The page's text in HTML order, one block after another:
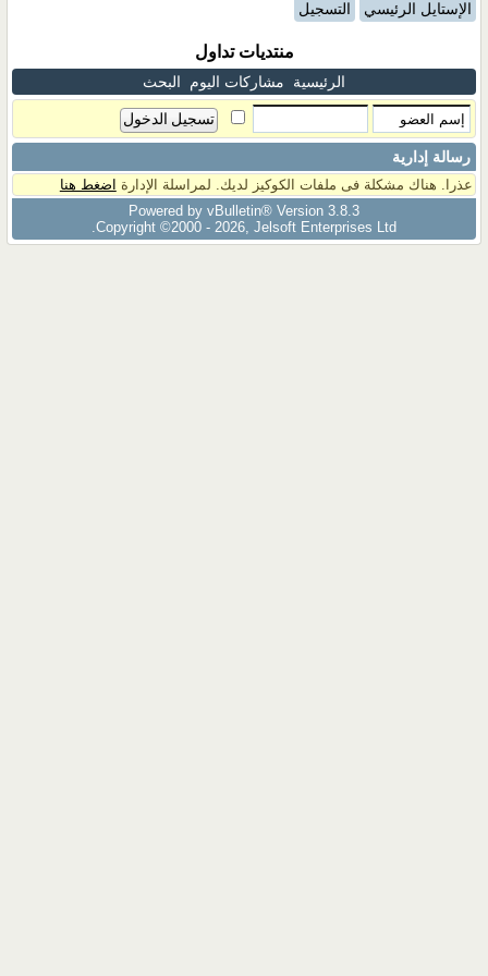
الإستايل الرئيسي التسجيل
منتديات تداول
الرئيسية مشاركات اليوم البحث
رسالة إدارية
عذرا. هناك مشكلة فى ملفات الكوكيز لديك. لمراسلة الإدارة اضغط هنا
Powered by vBulletin® Version 3.8.3
Copyright ©2000 - 2026, Jelsoft Enterprises Ltd.